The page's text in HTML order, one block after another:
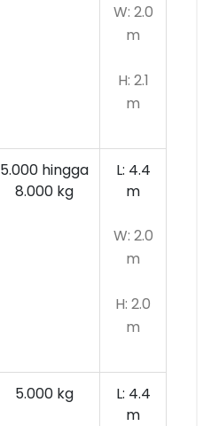
W: 2.0
m
H: 2.1
m
5.000 hingga
8.000 kg
L: 4.4
m
W: 2.0
m
H: 2.0
m
5.000 kg
L: 4.4
m